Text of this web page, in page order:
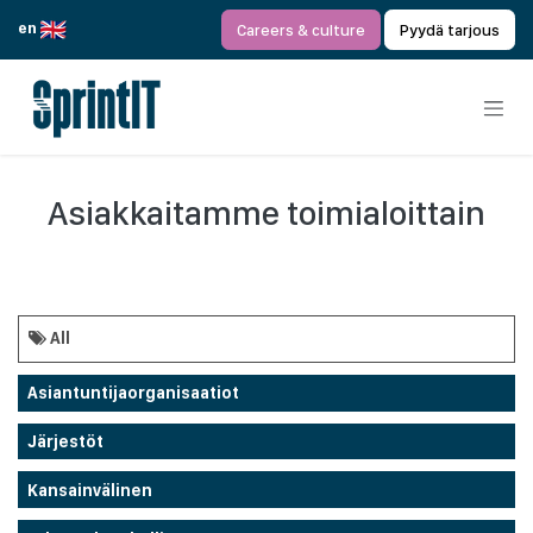
en
Careers & culture Pyydä tarjous
Asiakkaitamme toimialoittain
All
Asiantuntijaorganisaatiot
Järjestöt
Kansainvälinen